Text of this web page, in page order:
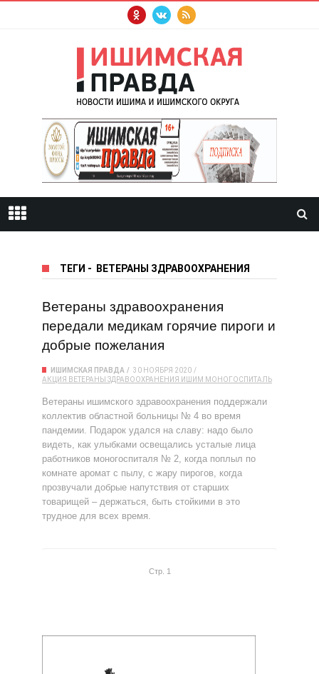
ТЕГИ - ВЕТЕРАНЫ ЗДРАВООХРАНЕНИЯ
Ветераны здравоохранения
передали медикам горячие пироги и
добрые пожелания
ИШИМСКАЯ ПРАВДА
30 НОЯБРЯ 2020
АКЦИЯ ВЕТЕРАНЫ ЗДРАВООХРАНЕНИЯ ИШИМ МОНОГОСПИТАЛЬ
Ветераны ишимского здравоохранения поддержали
коллектив областной больницы № 4 во время
пандемии. Подарок удался на славу: надо было
видеть, как улыбками освещались усталые лица
работников моногоспиталя № 2, когда поплыл по
комнате аромат с пылу, с жару пирогов, когда
прозвучали добрые напутствия от старших
товарищей – держаться, быть стойкими в это
трудное для всех время.
Стр. 1